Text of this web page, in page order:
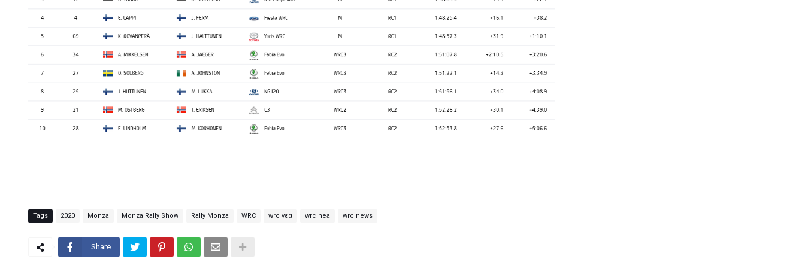
Tags 2020 Monza Monza Rally Show Rally Monza WRC wrc νεα wrc nea wrc news
Share